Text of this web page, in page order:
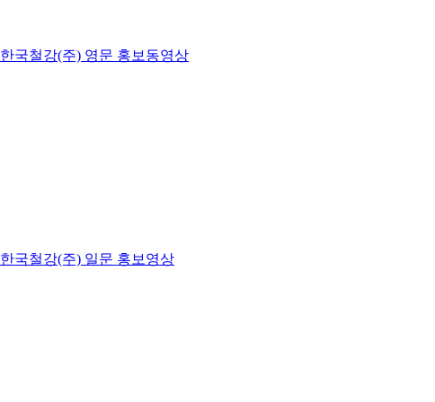
한국철강(주) 영문 홍보동영상
한국철강(주) 일문 홍보영상